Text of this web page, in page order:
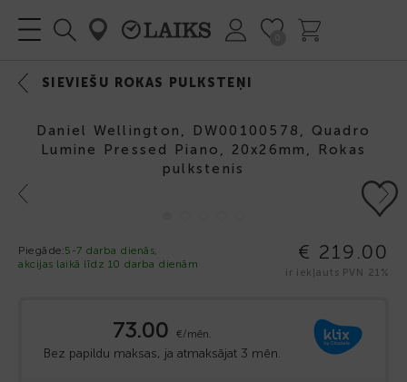
SIEVIEŠU ROKAS PULKSTEŅI
Daniel Wellington, DW00100578, Quadro
Lumine Pressed Piano, 20x26mm, Rokas
pulkstenis
Previous Next
Piegāde:5-7 darba dienās,
akcijas laikā līdz 10 darba dienām
€ 219.00
ir iekļauts PVN 21%